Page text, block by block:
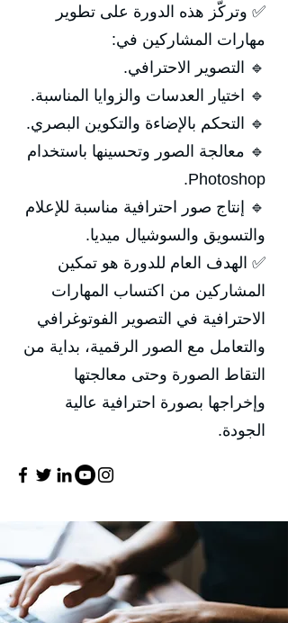
✅ وتركّز هذه الدورة على تطوير
مهارات المشاركين في:
🔹 التصوير الاحترافي.
🔹 اختيار العدسات والزوايا المناسبة.
🔹 التحكم بالإضاءة والتكوين البصري.
🔹 معالجة الصور وتحسينها باستخدام
Photoshop.
🔹 إنتاج صور احترافية مناسبة للإعلام
والتسويق والسوشيال ميديا.
✅ الهدف العام للدورة هو تمكين
المشاركين من اكتساب المهارات
الاحترافية في التصوير الفوتوغرافي
والتعامل مع الصور الرقمية، بداية من
التقاط الصورة وحتى معالجتها
وإخراجها بصورة احترافية عالية
الجودة.